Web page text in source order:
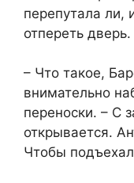
перепутала ли,
отпереть дверь.
– Что такое,
внимательно
переноски. – С
открывается.
Чтобы